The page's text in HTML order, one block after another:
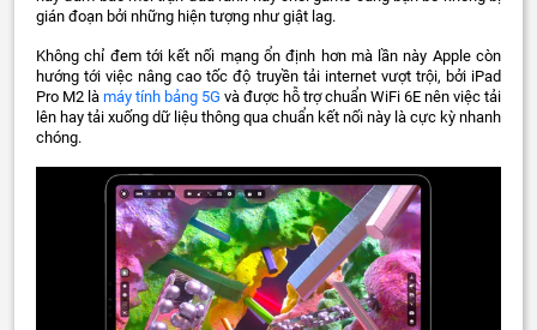
gián đoạn bởi những hiện tượng như giật lag.
Không chỉ đem tới kết nối mạng ổn định hơn mà lần này Apple còn
hướng tới việc nâng cao tốc độ truyền tải internet vượt trội, bởi iPad
Pro M2 là máy tính bảng 5G và được hỗ trợ chuẩn WiFi 6E nên việc tải
lên hay tải xuống dữ liệu thông qua chuẩn kết nối này là cực kỳ nhanh
chóng.